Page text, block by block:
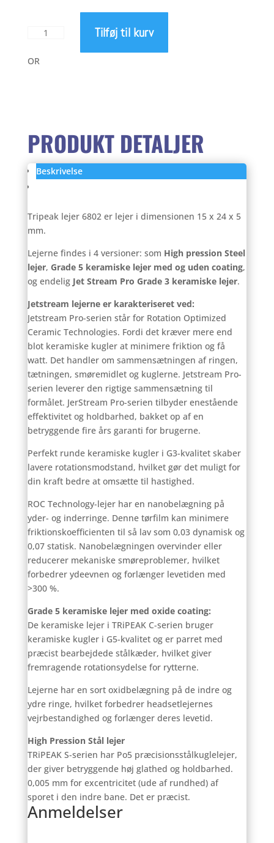
Tripeak
6802
Tilføj til kurv
OR
PRODUKT DETALJER
Beskrivelse
Tripeak lejer 6802 er lejer i dimensionen 15 x 24 x 5
mm.
Lejerne findes i 4 versioner: som High pression Steel
lejer, Grade 5 keramiske lejer med og uden coating,
og endelig Jet Stream Pro Grade 3 keramiske lejer.
Jetstream lejerne er karakteriseret ved:
Jetstream Pro-serien står for Rotation Optimized
Ceramic Technologies. Fordi det kræver mere end
blot keramiske kugler at minimere friktion og få
watt. Det handler om sammensætningen af ​​ringen,
tætningen, smøremidlet og kuglerne. Jetstream Pro-
serien leverer den rigtige sammensætning til
formålet. JerStream Pro-serien tilbyder enestående
effektivitet og holdbarhed, bakket op af en
betryggende fire års garanti for brugerne.
Perfekt runde keramiske kugler i G3-kvalitet skaber
lavere rotationsmodstand, hvilket gør det muligt for
din kraft bedre at omsætte til hastighed.
ROC Technology-lejer har en nanobelægning på
yder- og inderringe. Denne tørfilm kan minimere
friktionskoefficienten til så lav som 0,03 dynamisk og
0,07 statisk. Nanobelægningen overvinder eller
reducerer mekaniske smøreproblemer, hvilket
forbedrer ydeevnen og forlænger levetiden med
>300 %.
Grade 5 keramiske lejer med oxide coating:
De keramiske lejer i TRiPEAK C-serien bruger
keramiske kugler i G5-kvalitet og er parret med
præcist bearbejdede stålkæder, hvilket giver
fremragende rotationsydelse for rytterne.
Lejerne har en sort oxidbelægning på de indre og
ydre ringe, hvilket forbedrer headsetlejernes
vejrbestandighed og forlænger deres levetid.
High Pression Stål lejer
TRiPEAK S-serien har Po5 præcisionsstålkuglelejer,
der giver betryggende høj glathed og holdbarhed.
0,005 mm for excentricitet (ude af rundhed) af
sporet i den indre bane. Det er præcist.
Anmeldelser